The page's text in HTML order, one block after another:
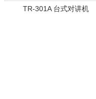
TR-301A 台式对讲机